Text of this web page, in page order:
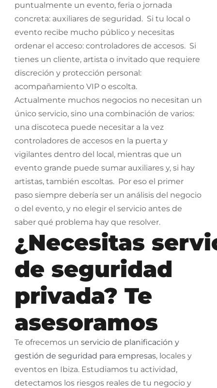
puntualmente un evento, feria o jornada
concreta: auxiliares de seguridad. Si tu local o
evento recibe mucho público y necesitas
ordenar el acceso: controladores de accesos. Si
tienes un cliente, artista o invitado que requiere
discreción y protección personal:
acompañamiento VIP o escolta.
Actualmente muchos negocios no necesitan un
único servicio, sino una combinación de varios:
una discoteca puede necesitar a la vez
controladores de accesos en la puerta y
vigilantes dentro del local, mientras que un
evento grande puede sumar auxiliares y, si hay
artistas, también escoltas. Por eso el primer
paso siempre debería ser un análisis del negocio
o del evento, y no elegir el servicio antes de
saber qué problema hay que resolver.
¿Necesitas
de seguridad
privada? Te
asesoramos
Te ofrecemos un servicio de planificación y
gestión de seguridad para empresas, locales y
eventos en Ibiza. Estudiamos tu actividad,
detectamos los riesgos reales de tu negocio y